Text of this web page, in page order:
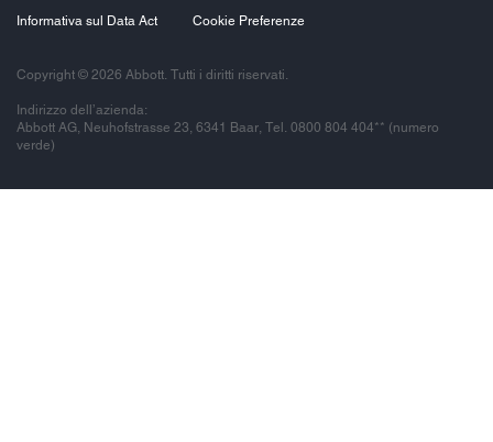
Informativa sul Data Act
Cookie Preferenze
Copyright © 2026 Abbott. Tutti i diritti riservati.
Indirizzo dell’azienda:
Abbott AG, Neuhofstrasse 23, 6341 Baar, Tel. 0800 804 404** (numero
verde)